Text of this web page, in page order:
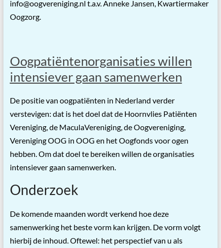
info@oogvereniging.nl t.a.v. Anneke Jansen, Kwartiermaker
Oogzorg.
Oogpatiëntenorganisaties willen
intensiever gaan samenwerken
De positie van oogpatiënten in Nederland verder
verstevigen: dat is het doel dat de Hoornvlies Patiënten
Vereniging, de MaculaVereniging, de Oogvereniging,
Vereniging OOG in OOG en het Oogfonds voor ogen
hebben. Om dat doel te bereiken willen de organisaties
intensiever gaan samenwerken.
Onderzoek
De komende maanden wordt verkend hoe deze
samenwerking het beste vorm kan krijgen. De vorm volgt
hierbij de inhoud. Oftewel: het perspectief van u als